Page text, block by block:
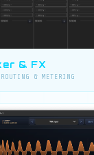
& FX
& METERING